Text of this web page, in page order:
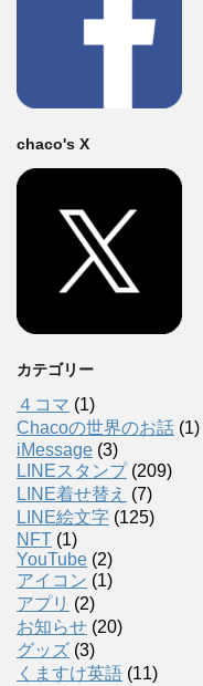
chaco's X
カテゴリー
４コマ (1)
Chacoの世界のお話 (1)
iMessage (3)
LINEスタンプ(209)
LINE着せ替え (7)
LINE絵文字 (125)
NFT (1)
YouTube (2)
アイコン (1)
アプリ (2)
お知らせ (20)
グッズ (3)
くますけ英語 (11)